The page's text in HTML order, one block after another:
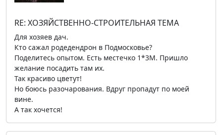
RE: ХОЗЯЙСТВЕННО-СТРОИТЕЛЬНАЯ ТЕМА
Для хозяев дач.
Кто сажал родедендрон в Подмосковье?
Поделитесь опытом. Есть местечко 1*3М. Пришло
желание посадить там их.
Так красиво цветут!
Но боюсь разочарования. Вдруг пропадут по моей
вине.
А так хочется!